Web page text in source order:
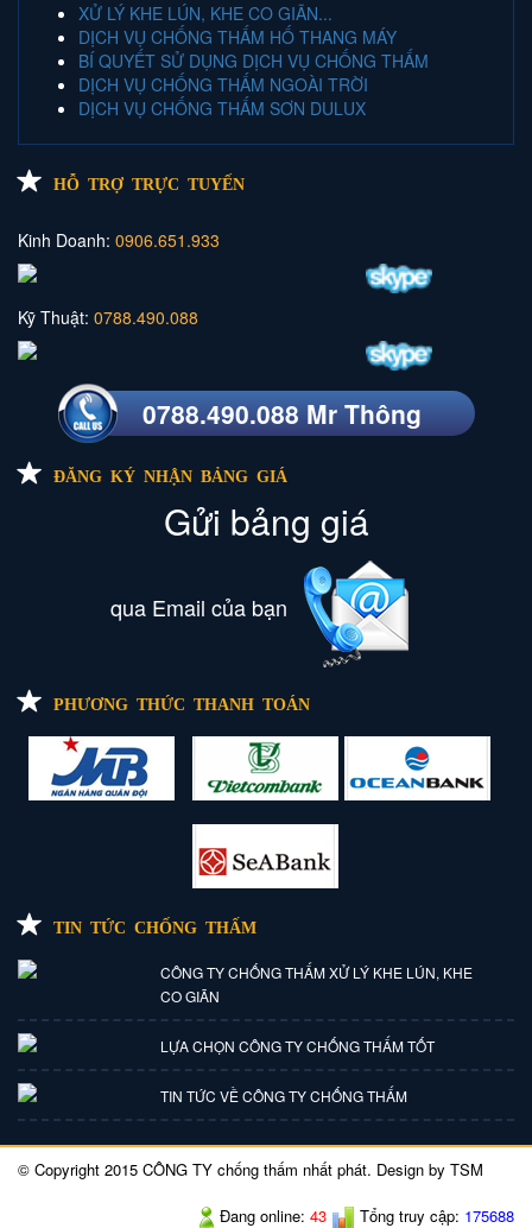
XỬ LÝ KHE LÚN, KHE CO GIÃN...
DỊCH VỤ CHỐNG THẤM HỐ THANG MÁY
BÍ QUYẾT SỬ DỤNG DỊCH VỤ CHỐNG THẤM
DỊCH VỤ CHỐNG THẤM NGOÀI TRỜI
DỊCH VỤ CHỐNG THẤM SƠN DULUX
HỖ TRỢ TRỰC TUYẾN
Kinh Doanh: 0906.651.933
Kỹ Thuật: 0788.490.088
0788.490.088 Mr Thông
ĐĂNG KÝ NHẬN BẢNG GIÁ
Gửi bảng giá
qua Email của bạn
PHƯƠNG THỨC THANH TOÁN
TIN TỨC CHỐNG THẤM
CÔNG TY CHỐNG THẤM XỬ LÝ KHE LÚN, KHE
CO GIÃN
LỰA CHỌN CÔNG TY CHỐNG THẤM TỐT
TIN TỨC VỀ CÔNG TY CHỐNG THẤM
© Copyright 2015 CÔNG TY chống thấm nhất phát. Design by TSM
Đang online: 43 Tổng truy cập: 175688